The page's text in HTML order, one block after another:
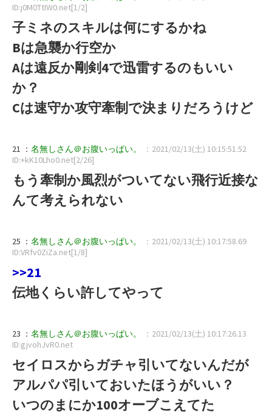
ID:j0M0TtIW0.net[1/2]
子ミネのスキルは何にするかね
Bは急襲か行空か
Aは遠反か剛剣4で迅雷するのもいい
か？
Cは速守か攻守牽制で決まりだろうけど
21 ： 名無しさん＠お腹いっぱい。
：2021/02/13(土) 10:15:51.52
ID:+kK10Lho0.net[2/26]
もう牽制か風烈がついてない飛行近接な
んて考えられない
25 ： 名無しさん＠お腹いっぱい。
：2021/02/13(土) 10:17:58.69
ID:VRfv0ZiZa.net[1/8]
>>21
伝地くらい許してやって
23 ： 名無しさん＠お腹いっぱい。
：2021/02/13(土) 10:17:26.13
ID:gjvohJvR0.net
セイロスからガチャ引いてないんだが
アルパパ引いておいたほうがいい？
いつのまにか100オーブこえてた